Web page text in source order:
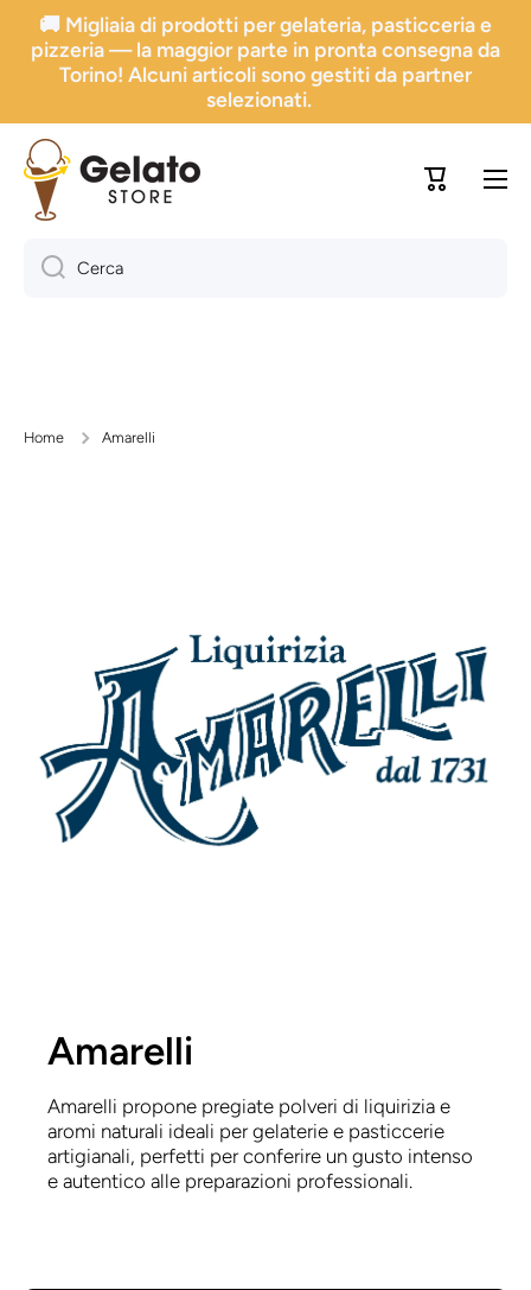
Vai direttamente ai contenuti
🚚 Migliaia di prodotti per gelateria, pasticceria e
pizzeria — la maggior parte in pronta consegna da
Torino! Alcuni articoli sono gestiti da partner
selezionati.
Carrello
Cerca
Home Amarelli
Amarelli
Amarelli propone pregiate polveri di liquirizia e
aromi naturali ideali per gelaterie e pasticcerie
artigianali, perfetti per conferire un gusto intenso
e autentico alle preparazioni professionali.